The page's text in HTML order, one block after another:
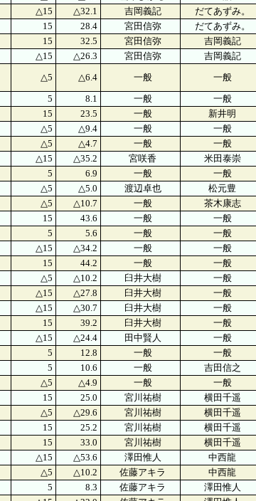
△15 △32.1 吉岡義記 だてあずみ。
15 28.4 宮田信弥 だてあずみ。
15 32.5 宮田信弥 吉岡義記
△15 △26.3 宮田信弥 吉岡義記
△5 △6.4 一般 一般
5 8.1 一般 一般
15 23.5 一般 新井明
△5 △9.4 一般 一般
△5 △4.7 一般 一般
△15 △35.2 宮咲香 米田泰崇
5 6.9 一般 一般
△5 △5.0 渡辺卓也 松元豊
△5 △10.7 一般 茶木康志
15 43.6 一般 一般
5 5.6 一般 一般
△15 △34.2 一般 一般
15 44.2 一般 一般
△5 △10.2 臼井大樹 一般
△15 △27.8 臼井大樹 一般
△15 △30.7 臼井大樹 一般
15 39.2 臼井大樹 一般
△15 △24.4 田中賢人 一般
5 12.8 一般 一般
5 10.6 一般 吉田信之
△5 △4.9 一般 一般
15 25.0 宮川祐樹 横田千遥
△5 △29.6 宮川祐樹 横田千遥
15 25.2 宮川祐樹 横田千遥
15 33.0 宮川祐樹 横田千遥
△15 △53.6 澤田惟人 中西龍
△5 △10.2 佐藤アキラ 中西龍
5 8.3 佐藤アキラ 澤田惟人